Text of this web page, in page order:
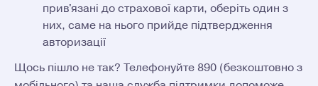
прив'язані до страхової карти, оберіть один з
них, саме на нього прийде підтвердження
авторизації
Щось пішло не так? Телефонуйте 890 (безкоштовно з